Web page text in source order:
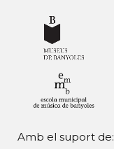
Amb el suport de: